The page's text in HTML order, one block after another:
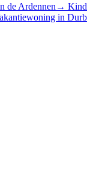
de Ardennen →
in